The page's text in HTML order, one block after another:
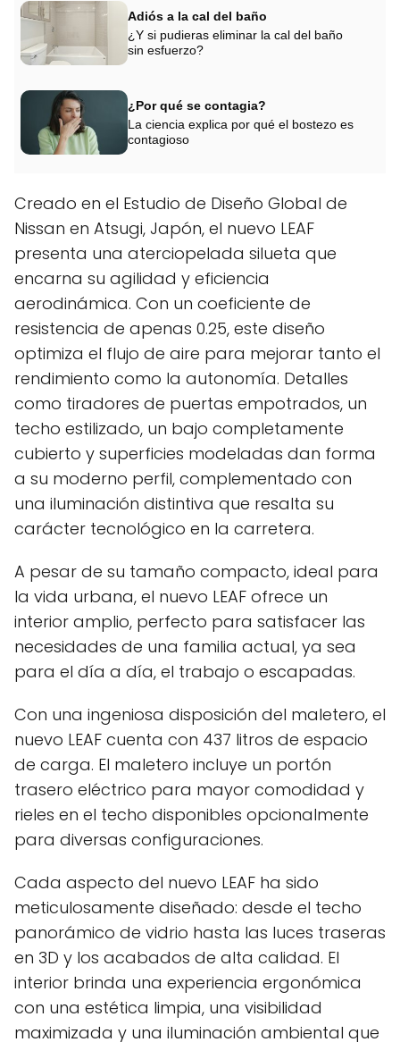
Adiós a la cal del baño
¿Y si pudieras eliminar la cal del baño
sin esfuerzo?
¿Por qué se contagia?
La ciencia explica por qué el bostezo es
contagioso
Creado en el Estudio de Diseño Global de
Nissan en Atsugi, Japón, el nuevo LEAF
presenta una aterciopelada silueta que
encarna su agilidad y eficiencia
aerodinámica. Con un coeficiente de
resistencia de apenas 0.25, este diseño
optimiza el flujo de aire para mejorar tanto el
rendimiento como la autonomía. Detalles
como tiradores de puertas empotrados, un
techo estilizado, un bajo completamente
cubierto y superficies modeladas dan forma
a su moderno perfil, complementado con
una iluminación distintiva que resalta su
carácter tecnológico en la carretera.
A pesar de su tamaño compacto, ideal para
la vida urbana, el nuevo LEAF ofrece un
interior amplio, perfecto para satisfacer las
necesidades de una familia actual, ya sea
para el día a día, el trabajo o escapadas.
Con una ingeniosa disposición del maletero, el
nuevo LEAF cuenta con 437 litros de espacio
de carga. El maletero incluye un portón
trasero eléctrico para mayor comodidad y
rieles en el techo disponibles opcionalmente
para diversas configuraciones.
Cada aspecto del nuevo LEAF ha sido
meticulosamente diseñado: desde el techo
panorámico de vidrio hasta las luces traseras
en 3D y los acabados de alta calidad. El
interior brinda una experiencia ergonómica
con una estética limpia, una visibilidad
maximizada y una iluminación ambiental que